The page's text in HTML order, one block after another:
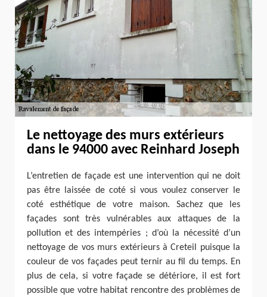
Le nettoyage des murs extérieurs
dans le 94000 avec Reinhard Joseph
L’entretien de façade est une intervention qui ne doit
pas être laissée de coté si vous voulez conserver le
coté esthétique de votre maison. Sachez que les
façades sont très vulnérables aux attaques de la
pollution et des intempéries ; d’où la nécessité d’un
nettoyage de vos murs extérieurs à Creteil puisque la
couleur de vos façades peut ternir au fil du temps. En
plus de cela, si votre façade se détériore, il est fort
possible que votre habitat rencontre des problèmes de